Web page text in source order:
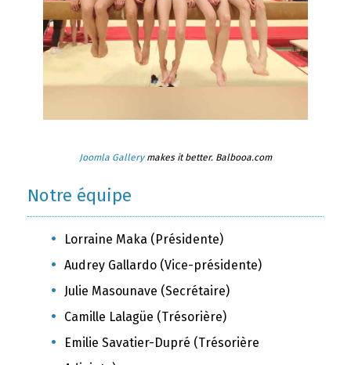
Joomla Gallerymakes it better. Balbooa.com
Notre équipe
Lorraine Maka (Présidente)
Audrey Gallardo (Vice-présidente)
Julie Masounave (Secrétaire)
Camille Lalagüe (Trésorière)
Emilie Savatier-Dupré (Trésorière